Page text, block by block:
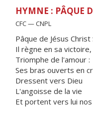
HYMNE : PÂQUE
CFC — CNPL
Pâque de Jésus Christ
Il règne en sa victoire,
Triomphe de l'amour :
Ses bras ouverts en
Dressent vers Dieu
L'angoisse de la vie
Et portent vers lui